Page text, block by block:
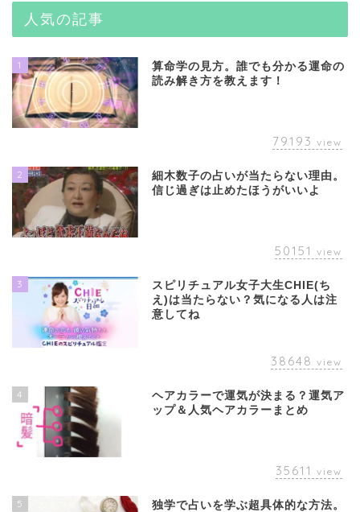
人気の記事
1
算命学の見方。誰でも分かる運命の
読み解き方を教えます！
79193 view
2
細木数子の占いが当たらない理由。
信じ過ぎは止めたほうがいいよ
50151 view
3
スピリチュアル女子大生CHIE(ち
え)は当たらない？気になる人は注
意してね
38648 view
4
ヘアカラーで運気が決まる？運気ア
ップ＆人気ヘアカラーまとめ
35611 view
5
独学で占いを学ぶ超具体的な方法。